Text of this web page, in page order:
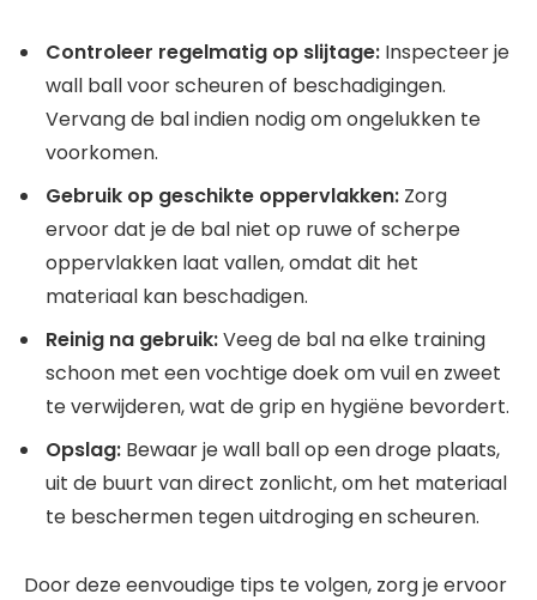
Controleer regelmatig op slijtage: Inspecteer je
wall ball voor scheuren of beschadigingen.
Vervang de bal indien nodig om ongelukken te
voorkomen.
Gebruik op geschikte oppervlakken: Zorg
ervoor dat je de bal niet op ruwe of scherpe
oppervlakken laat vallen, omdat dit het
materiaal kan beschadigen.
Reinig na gebruik:Veeg de bal na elke training
schoon met een vochtige doek om vuil en zweet
te verwijderen, wat de grip en hygiëne bevordert.
Opslag: Bewaar je wall ball op een droge plaats,
uit de buurt van direct zonlicht, om het materiaal
te beschermen tegen uitdroging en scheuren.
Door deze eenvoudige tips te volgen, zorg je ervoor